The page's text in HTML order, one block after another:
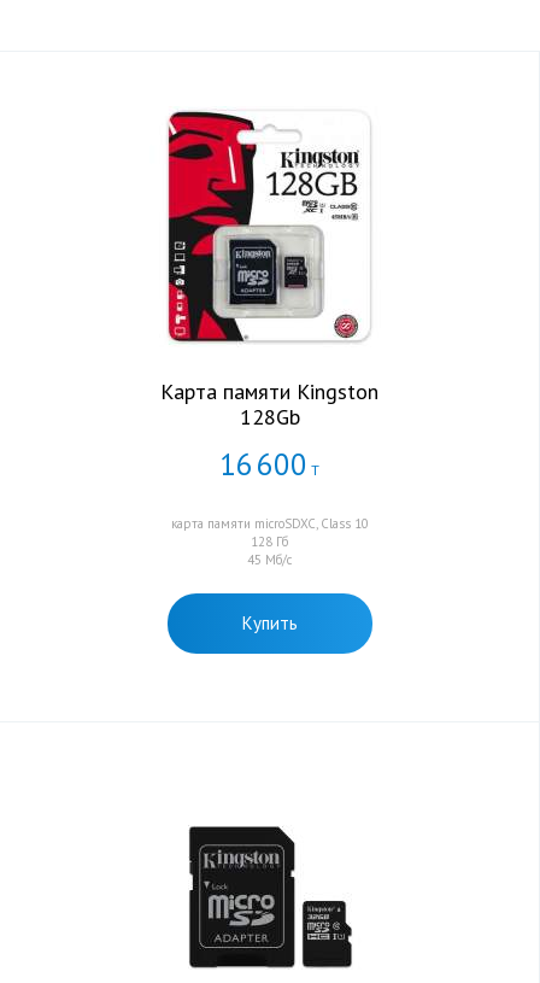
Карта памяти Kingston
128Gb
16600 Т
карта памяти microSDXC, Class 10
128 Гб
45 Мб/с
Купить